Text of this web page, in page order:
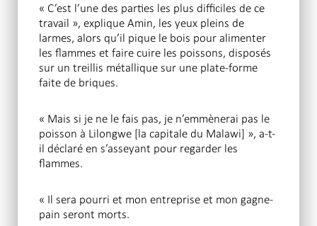
« C’est l’une des parties les plus difficiles de ce
travail », explique Amin, les yeux pleins de
larmes, alors qu’il pique le bois pour alimenter
les flammes et faire cuire les poissons, disposés
sur un treillis métallique sur une plate-forme
faite de briques.
« Mais si je ne le fais pas, je n’emmènerai pas le
poisson à Lilongwe [la capitale du Malawi] », a-t-
il déclaré en s’asseyant pour regarder les
flammes.
« Il sera pourri et mon entreprise et mon gagne-
pain seront morts.